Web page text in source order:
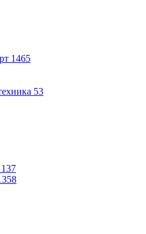
1465
53
137